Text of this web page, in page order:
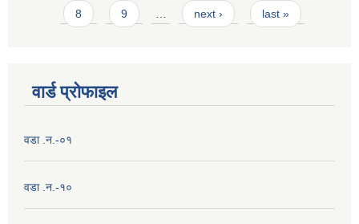
8 9 next › last »
वार्ड प्राेफाइल
वडा .न.-०१
वडा .न.-१०